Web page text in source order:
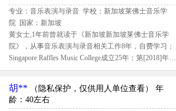
专业：音乐表演与录音 学校：新加坡莱佛士音乐学
院 国家：新加坡
黄女士,1年前曾就读于《新加坡新加坡莱佛士音乐学
院》，从事音乐表演与录音相关工作8年，自费学习；
Singapore Raffles Music College成立25年；第[2018]年统
计在[世界.]排名第16627，该生出国留学期间共花费*
*；留学期间评估得分66.17,留信网评定黄女士B级留学
生专业人才
胡** （隐私保护，仅供用人单位查看）
年
龄：40左右